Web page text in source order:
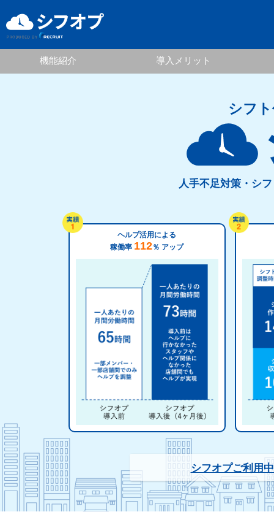
機能紹介 導入メリット
シフ
人手不足対策・シ
ヘルプ活用による
稼働率 112％ アップ
シフオプご利用